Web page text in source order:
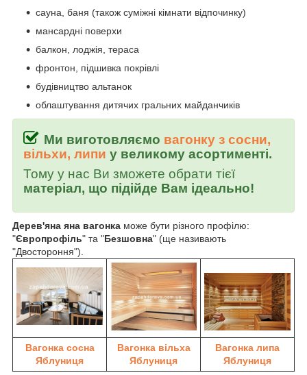
сауна, баня (також суміжні кімнати відпочинку)
мансардні поверхи
балкон, лоджія, тераса
фронтон, підшивка покрівлі
будівництво альтанок
облаштування дитячих гральних майданчиків
Ми виготовляємо вагонку з сосни,
вільхи, липи у великому асортименті.
Тому у нас Ви зможете обрати тієї
матеріал, що підійде Вам ідеально!
Дерев'яна яна вагонка може бути різного профілю:
"Європрофіль" та "Безшовна" (ще називають
"Двостороння").
Вагонка сосна
Яблуниця
Вагонка вільха
Яблуниця
Вагонка липа
Яблуниця